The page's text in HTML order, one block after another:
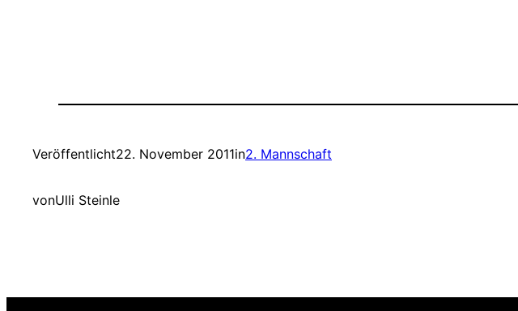
Veröffentlicht22. November 2011in2. Mannschaft
vonUlli Steinle